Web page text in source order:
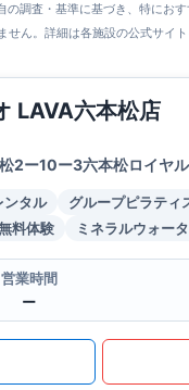
調査・基準に基づき、特におす
ん。詳細は各施設の公式サイト
LAVA六本松店
2ー10ー3六本松ロイヤ
ンタル グループピラティ
料体験 ミネラルウォー
営業時間
ー